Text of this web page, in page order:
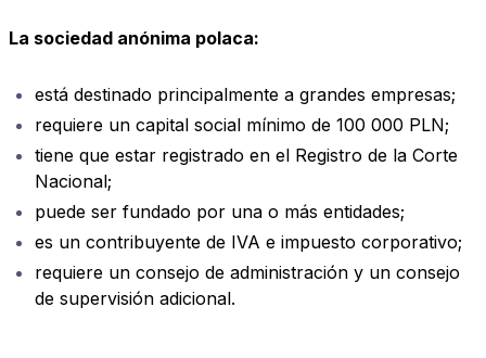
La sociedad anónima polaca:
está destinado principalmente a grandes empresas;
requiere un capital social mínimo de 100 000 PLN;
tiene que estar registrado en el Registro de la Corte
Nacional;
puede ser fundado por una o más entidades;
es un contribuyente de IVA e impuesto corporativo;
requiere un consejo de administración y un consejo
de supervisión adicional.